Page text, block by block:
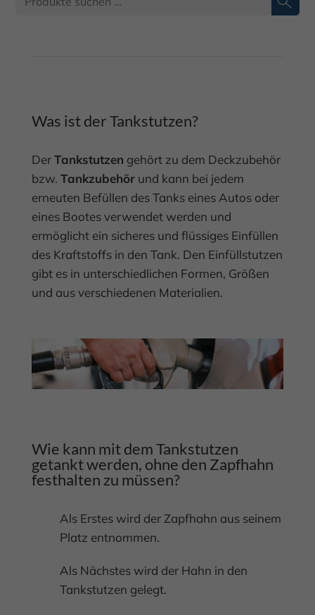
Was ist der Tankstutzen?
DerTankstutzen gehört zu dem Deckzubehör
bzw. Tankzubehörund kann bei jedem
erneuten Befüllen des Tanks eines Autos oder
eines Bootes verwendet werden und
ermöglicht ein sicheres und flüssiges Einfüllen
des Kraftstoffs in den Tank. Den Einfüllstutzen
gibt es in unterschiedlichen Formen, Größen
und aus verschiedenen Materialien.
Wie kann mit dem Tankstutzen
getankt werden, ohne den Zapfhahn
festhalten zu müssen?
Als Erstes wird der Zapfhahn aus seinem
Platz entnommen.
Als Nächstes wird der Hahn in den
Tankstutzen gelegt.